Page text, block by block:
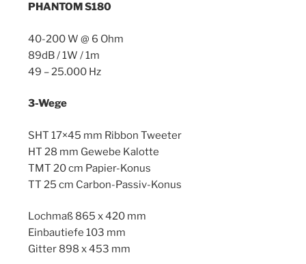
PHANTOM S180
40-200 W @ 6 Ohm
89dB / 1W / 1m
49 – 25.000 Hz
3-Wege
SHT 17×45 mm Ribbon Tweeter
HT 28 mm Gewebe Kalotte
TMT 20 cm Papier-Konus
TT 25 cm Carbon-Passiv-Konus
Lochmaß 865 x 420 mm
Einbautiefe 103 mm
Gitter 898 x 453 mm